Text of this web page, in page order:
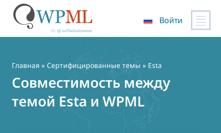
содержимому
Войти
Главная » Сертифицированные темы » Esta
Совместимость между
темой Esta и WPML